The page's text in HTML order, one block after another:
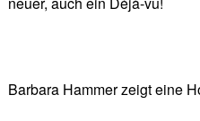
Barbara Hammer zeigt eine